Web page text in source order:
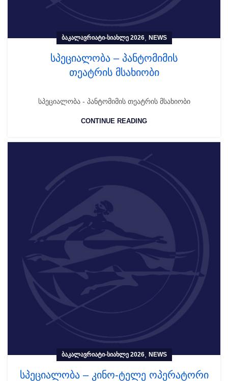
ᲑᲐᲙᲐᲚᲐᲕᲠᲘᲐᲢᲘ-ᲡᲘᲐᲮᲚᲔ 2026, NEWS
სპეციალობა – პანტომიმის
თეატრის მსახიობი
სპეციალობა - პანტომიმის თეატრის მსახიობი
CONTINUE READING
ᲑᲐᲙᲐᲚᲐᲕᲠᲘᲐᲢᲘ-ᲡᲘᲐᲮᲚᲔ 2026, NEWS
სპეციალობა – კინო-ტელე ოპერატორი